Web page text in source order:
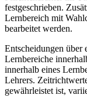
festgeschrieben.
Lernbereich mit
bearbeitet werden.
Entscheidungen über
Lernbereiche
innerhalb eines
Lehrers.
gewährleistet ist,